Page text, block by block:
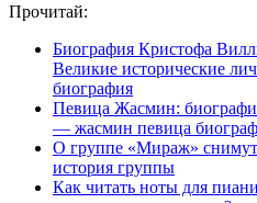
Прочитай:
Биография Кристофа
Великие исторические
биография
Певица Жасмин:
— жасмин певица
О группе «Мираж»
история группы
Как читать ноты для